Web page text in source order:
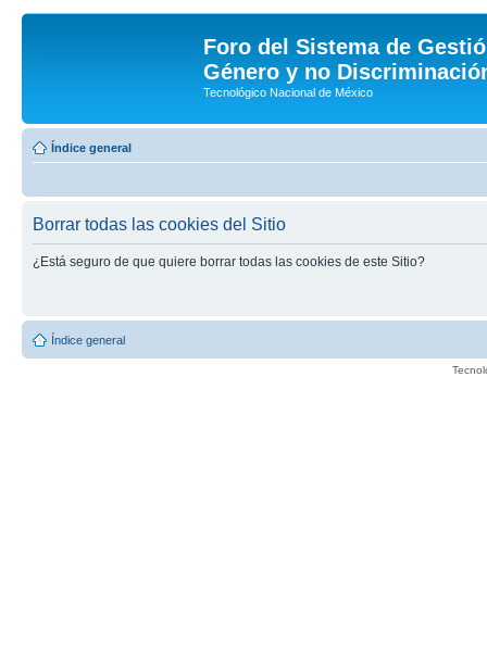
Foro del Sistema de
Género y no
Tecnológico Nacional de México
Índice general
Borrar todas las cookies del Sitio
¿Está seguro de que quiere borrar todas las cookies de este Sitio?
Índice general